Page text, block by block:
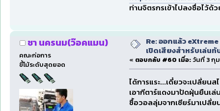
ท่านจิตรกรเข้าไปลงชื่อไว้ด้
ชา นครนม(ว๊อคแมน)
คณะก่อการ
ขี้โม้ระดับสุดยอด
Re: ออกแล้ว
เปิดเสียงสำหรับเล่น
« ตอบกลับ #60 เมื่อ: วันที่ 3 กุ
ได้การแระ...เดี๋ยวจะเปลี่ยน
เอากีตาร์แดงมาปัดฝุ่นยืนเ
ซื้อวอลลุ่มจากเซียร์มาเปลี่